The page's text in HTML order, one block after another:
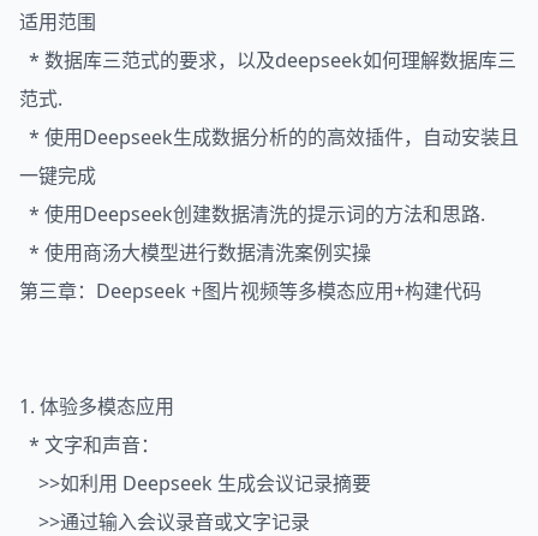
适用范围
* 数据库三范式的要求，以及deepseek如何理解数据库三
范式.
* 使用Deepseek生成数据分析的的高效插件，自动安装且
一键完成
* 使用Deepseek创建数据清洗的提示词的方法和思路.
* 使用商汤大模型进行数据清洗案例实操
第三章：Deepseek +图片视频等多模态应用+构建代码
1. 体验多模态应用
* 文字和声音：
>>如利用 Deepseek 生成会议记录摘要
>>通过输入会议录音或文字记录